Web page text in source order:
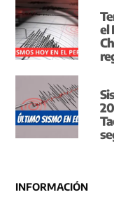
el
INFORMACIÓN